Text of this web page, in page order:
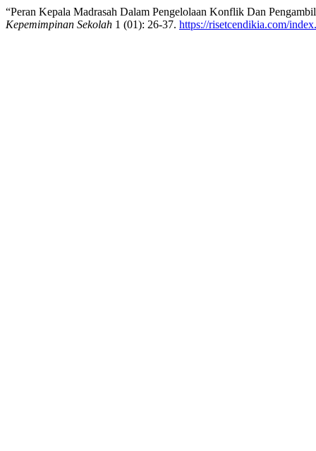
“Peran Kepala Madrasah Dalam Pengelolaan Konflik Dan
Kepemimpinan Sekolah 1 (01): 26-37. https://risetcendikia.com/